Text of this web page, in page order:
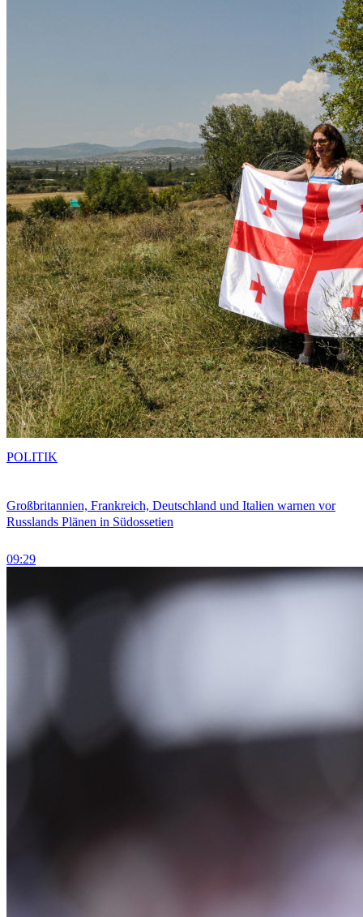
Großbritannien, Frankreich, Deutschland und Italien warnen vor
Russlands Plänen in Südossetien
09:29
POLITIK